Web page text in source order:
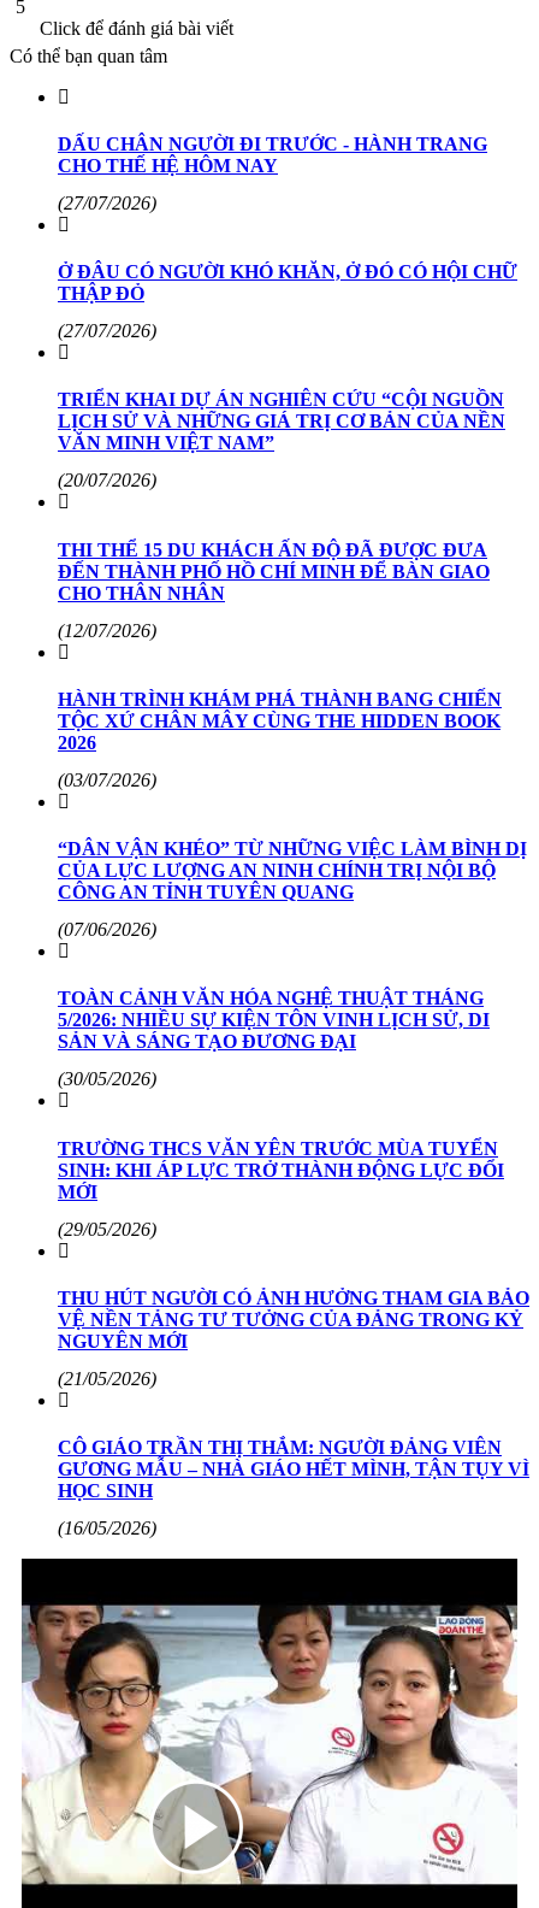
5
Click để đánh giá bài viết
Có thể bạn quan tâm
DẤU CHÂN NGƯỜI ĐI TRƯỚC - HÀNH TRANG
CHO THẾ HỆ HÔM NAY
(27/07/2026)
Ở ĐÂU CÓ NGƯỜI KHÓ KHĂN, Ở ĐÓ CÓ HỘI CHỮ
THẬP ĐỎ
(27/07/2026)
TRIỂN KHAI DỰ ÁN NGHIÊN CỨU “CỘI NGUỒN
LỊCH SỬ VÀ NHỮNG GIÁ TRỊ CƠ BẢN CỦA NỀN
VĂN MINH VIỆT NAM”
(20/07/2026)
THI THỂ 15 DU KHÁCH ẤN ĐỘ ĐÃ ĐƯỢC ĐƯA
ĐẾN THÀNH PHỐ HỒ CHÍ MINH ĐỂ BÀN GIAO
CHO THÂN NHÂN
(12/07/2026)
HÀNH TRÌNH KHÁM PHÁ THÀNH BANG CHIẾN
TỘC XỨ CHÂN MÂY CÙNG THE HIDDEN BOOK
2026
(03/07/2026)
“DÂN VẬN KHÉO” TỪ NHỮNG VIỆC LÀM BÌNH DỊ
CỦA LỰC LƯỢNG AN NINH CHÍNH TRỊ NỘI BỘ
CÔNG AN TỈNH TUYÊN QUANG
(07/06/2026)
TOÀN CẢNH VĂN HÓA NGHỆ THUẬT THÁNG
5/2026: NHIỀU SỰ KIỆN TÔN VINH LỊCH SỬ, DI
SẢN VÀ SÁNG TẠO ĐƯƠNG ĐẠI
(30/05/2026)
TRƯỜNG THCS VĂN YÊN TRƯỚC MÙA TUYỂN
SINH: KHI ÁP LỰC TRỞ THÀNH ĐỘNG LỰC ĐỔI
MỚI
(29/05/2026)
THU HÚT NGƯỜI CÓ ẢNH HƯỞNG THAM GIA BẢO
VỆ NỀN TẢNG TƯ TƯỞNG CỦA ĐẢNG TRONG KỶ
NGUYÊN MỚI
(21/05/2026)
CÔ GIÁO TRẦN THỊ THẮM: NGƯỜI ĐẢNG VIÊN
GƯƠNG MẪU – NHÀ GIÁO HẾT MÌNH, TẬN TỤY VÌ
HỌC SINH
(16/05/2026)